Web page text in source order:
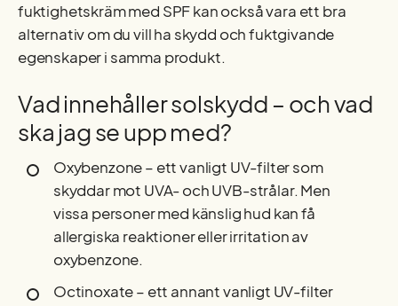
fuktighetskräm med SPF kan också vara ett bra
alternativ om du vill ha skydd och fuktgivande
egenskaper i samma produkt.
Vad innehåller solskydd – och vad
ska jag se upp med?
Oxybenzone – ett vanligt UV-filter som
skyddar mot UVA- och UVB-strålar. Men
vissa personer med känslig hud kan få
allergiska reaktioner eller irritation av
oxybenzone.
Octinoxate – ett annant vanligt UV-filter